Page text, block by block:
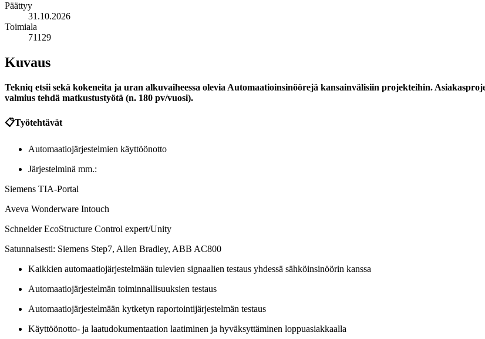
Päättyy
31.10.2026
Toimiala
71129
Kuvaus
Tekniq etsii sekä kokeneita ja uran alkuvaiheessa olevia Automaatioinsinöörejä kansainvälisiin projekteihin.
valmius tehdä matkustustyötä (n. 180 pv/vuosi).
📋Työtehtävät
Automaatiojärjestelmien käyttöönotto
Järjestelminä mm.:
Siemens TIA-Portal
Aveva Wonderware Intouch
Schneider EcoStructure Control expert/Unity
Satunnaisesti: Siemens Step7, Allen Bradley, ABB AC800
Kaikkien automaatiojärjestelmään tulevien signaalien testaus yhdessä sähköinsinöörin kanssa
Automaatiojärjestelmän toiminnallisuuksien testaus
Automaatiojärjestelmään kytketyn raportointijärjestelmän testaus
Käyttöönotto- ja laatudokumentaation laatiminen ja hyväksyttäminen loppuasiakkaalla